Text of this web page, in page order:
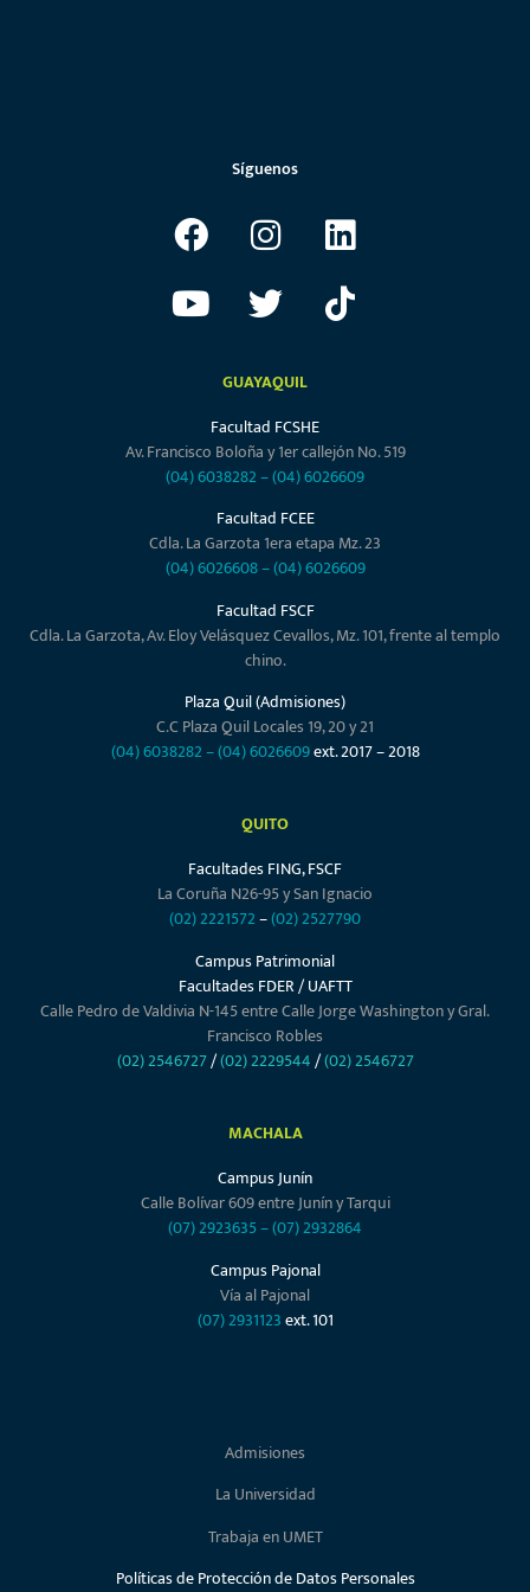
Síguenos
GUAYAQUIL
Facultad FCSHE
Av. Francisco Boloña y 1er callejón No. 519
(04) 6038282–(04) 6026609
Facultad FCEE
Cdla. La Garzota 1era etapa Mz. 23
(04) 6026608–(04) 6026609
Facultad FSCF
Cdla. La Garzota, Av. Eloy Velásquez Cevallos, Mz. 101, frente al templo
chino.
Plaza Quil (Admisiones)
C.C Plaza Quil Locales 19, 20 y 21
(04) 6038282–(04) 6026609ext. 2017 – 2018
QUITO
Facultades FING, FSCF
La Coruña N26-95 y San Ignacio
(02) 2221572–(02) 2527790
Campus Patrimonial
Facultades FDER / UAFTT
Calle Pedro de Valdivia N-145 entre Calle Jorge Washington y Gral.
Francisco Robles
(02) 2546727/(02) 2229544/(02) 2546727
MACHALA
Campus Junín
Calle Bolívar 609 entre Junín y Tarqui
(07) 2923635–(07) 2932864
Campus Pajonal
Vía al Pajonal
(07) 2931123ext. 101
Admisiones
La Universidad
Trabaja en UMET
Políticas de Protección de Datos Personales